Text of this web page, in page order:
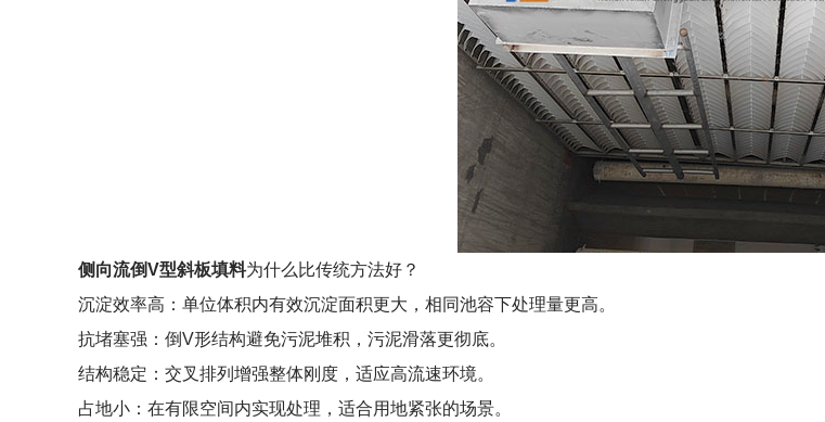
侧向流倒V型斜板填料为什么比传统方法好？
沉淀效率高：单位体积内有效沉淀面积更大，相同池容下处理量更高。
抗堵塞强：倒V形结构避免污泥堆积，污泥滑落更彻底。
结构稳定：交叉排列增强整体刚度，适应高流速环境。
占地小：在有限空间内实现处理，适合用地紧张的场景。